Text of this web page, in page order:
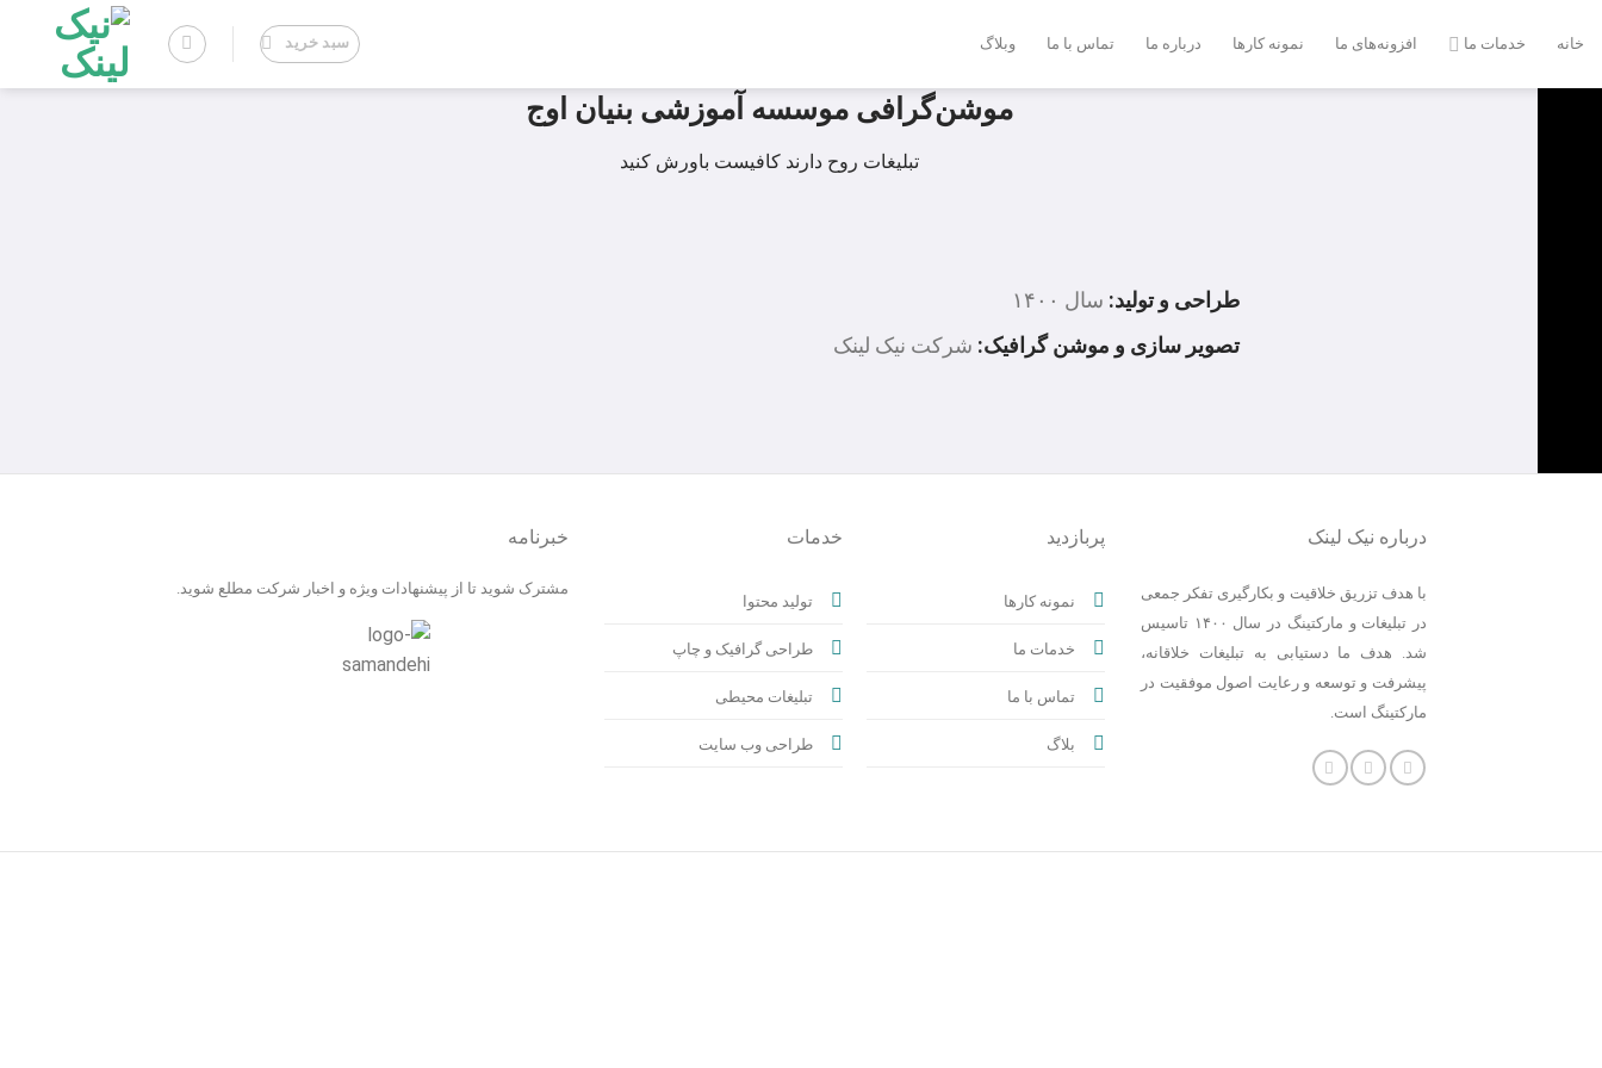
خانه خدمات ما افزونه‌های ما نمونه کارها درباره ما تماس با ما وبلاگ سبد خرید
موشن‌گرافی موسسه آموزشی بنیان اوج
تبلیغات روح دارند کافیست باورش کنید
طراحی و تولید: سال ۱۴۰۰
تصویر سازی و موشن گرافیک: شرکت نیک لینک
درباره نیک لینک
با هدف تزریق خلاقیت و بکارگیری تفکر جمعی
در تبلیغات و مارکتینگ در سال ۱۴۰۰ تاسیس
شد. هدف ما دستیابی به تبلیغات خلاقانه،
پیشرفت و توسعه و رعایت اصول موفقیت در
مارکتینگ است.
پربازدید
نمونه کارها
خدمات ما
تماس با ما
بلاگ
خدمات
تولید محتوا
طراحی گرافیک و چاپ
تبلیغات محیطی
طراحی وب سایت
خبرنامه
مشترک شوید تا از پیشنهادات ویژه و اخبار شرکت مطلع شوید.